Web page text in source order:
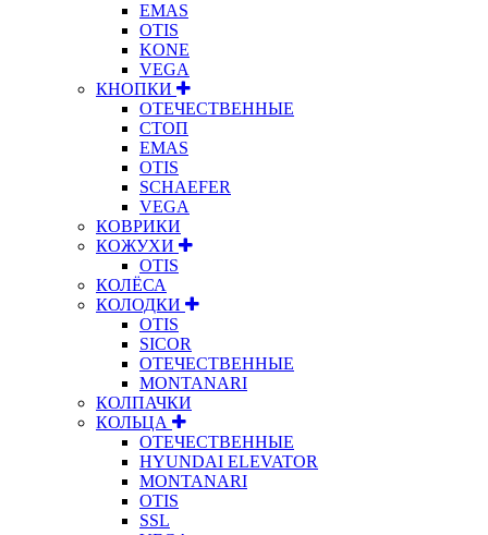
EMAS
OTIS
KONE
VEGA
КНОПКИ
ОТЕЧЕСТВЕННЫЕ
СТОП
EMAS
OTIS
SCHAEFER
VEGA
КОВРИКИ
КОЖУХИ
OTIS
КОЛЁСА
КОЛОДКИ
OTIS
SICOR
ОТЕЧЕСТВЕННЫЕ
MONTANARI
КОЛПАЧКИ
КОЛЬЦА
ОТЕЧЕСТВЕННЫЕ
HYUNDAI ELEVATOR
MONTANARI
OTIS
SSL